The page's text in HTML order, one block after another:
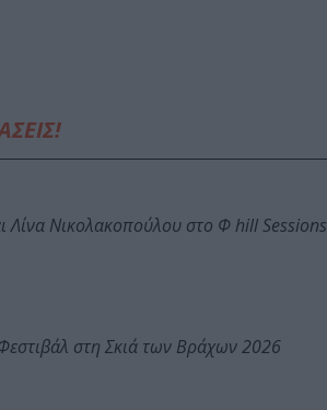
Λίνα Νικολακοπούλου στο Φ hill Sessions
στη Σκιά των Βράχων 2026